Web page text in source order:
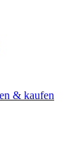
& kaufen